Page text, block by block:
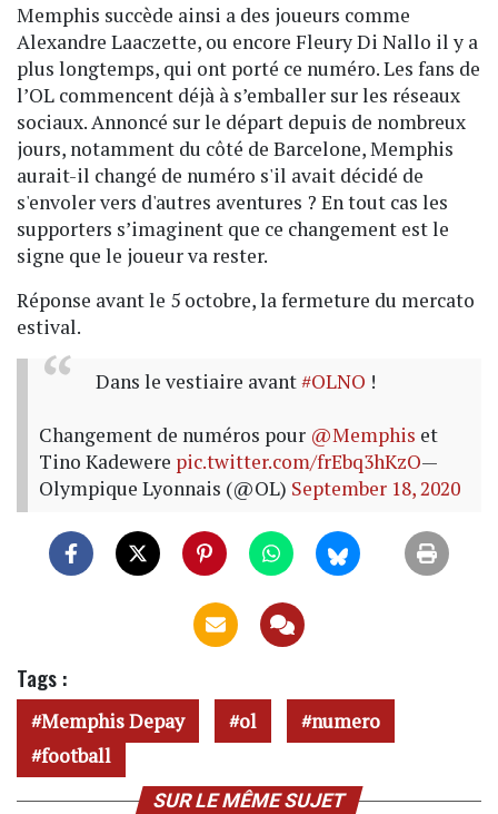
Memphis succède ainsi a des joueurs comme
Alexandre Laaczette, ou encore Fleury Di Nallo il y a
plus longtemps, qui ont porté ce numéro. Les fans de
l’OL commencent déjà à s’emballer sur les réseaux
sociaux. Annoncé sur le départ depuis de nombreux
jours, notamment du côté de Barcelone, Memphis
aurait-il changé de numéro s'il avait décidé de
s'envoler vers d'autres aventures ? En tout cas les
supporters s’imaginent que ce changement est le
signe que le joueur va rester.
Réponse avant le 5 octobre, la fermeture du mercato
estival.
Dans le vestiaire avant#OLNO !
Changement de numéros pour @Memphis et
Tino Kadewere pic.twitter.com/frEbq3hKzO—
Olympique Lyonnais (@OL) September 18, 2020
Tags :
Memphis Depay ol
numero
football
SUR LE MÊME SUJET